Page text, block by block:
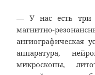
— У нас есть три
магнитно-
ангиографическая
аппаратура,
микроскопы,